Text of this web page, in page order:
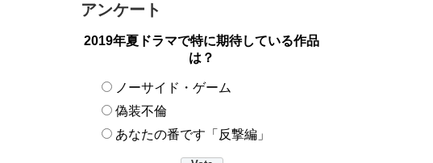
アンケート
2019年夏ドラマで特に期待している作品
は？
ノーサイド・ゲーム
偽装不倫
あなたの番です「反撃編」